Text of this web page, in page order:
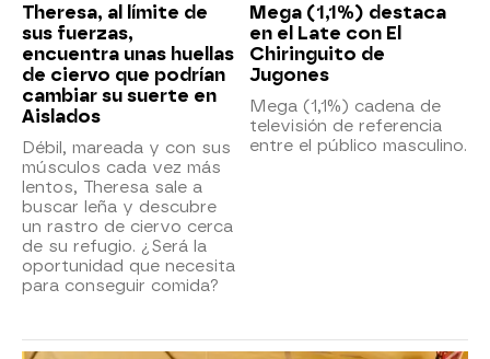
Theresa, al límite de
sus fuerzas,
encuentra unas huellas
de ciervo que podrían
cambiar su suerte en
Aislados
Débil, mareada y con sus
músculos cada vez más
lentos, Theresa sale a
buscar leña y descubre
un rastro de ciervo cerca
de su refugio. ¿Será la
oportunidad que necesita
para conseguir comida?
Mega (1,1%) destaca
en el Late con El
Chiringuito de
Jugones
Mega (1,1%) cadena de
televisión de referencia
entre el público masculino.